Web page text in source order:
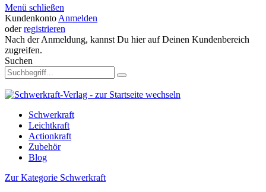
Menü schließen
Kundenkonto Anmelden
oderregistrieren
Nach der Anmeldung, kannst Du hier auf Deinen Kundenbereich
zugreifen.
Suchen
Schwerkraft
Leichtkraft
Actionkraft
Zubehör
Blog
Zur Kategorie Schwerkraft